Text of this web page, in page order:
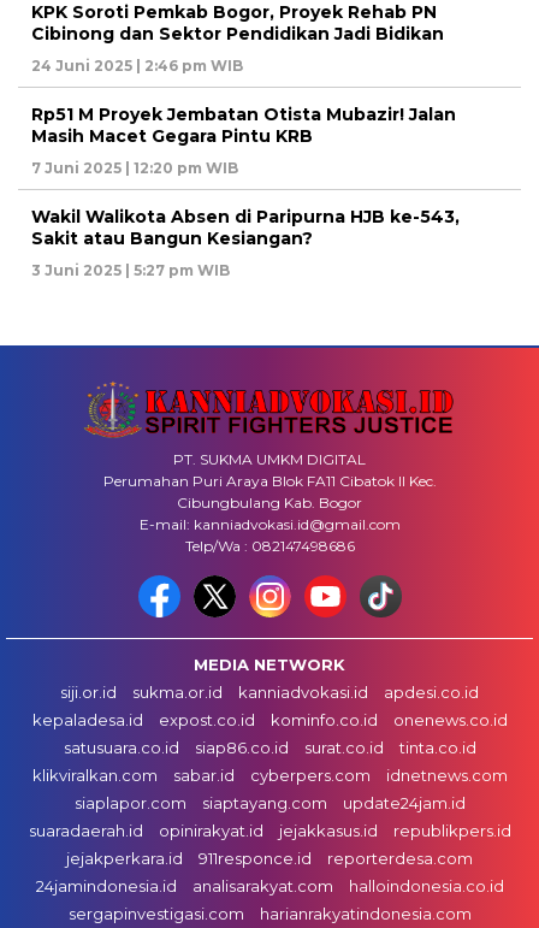
KPK Soroti Pemkab Bogor, Proyek Rehab PN
Cibinong dan Sektor Pendidikan Jadi Bidikan
24 Juni 2025 | 2:46 pm WIB
Rp51 M Proyek Jembatan Otista Mubazir! Jalan
Masih Macet Gegara Pintu KRB
7 Juni 2025 | 12:20 pm WIB
Wakil Walikota Absen di Paripurna HJB ke-543,
Sakit atau Bangun Kesiangan?
3 Juni 2025 | 5:27 pm WIB
PT. SUKMA UMKM DIGITAL
Perumahan Puri Araya Blok FA11 Cibatok II Kec.
Cibungbulang Kab. Bogor
E-mail: kanniadvokasi.id@gmail.com
Telp/Wa : 082147498686
MEDIA NETWORK
siji.or.id
sukma.or.id kanniadvokasi.id
apdesi.co.id
kepaladesa.id
expost.co.id kominfo.co.id
onenews.co.id
satusuara.co.id
siap86.co.id surat.co.id
tinta.co.id
klikviralkan.com
sabar.id cyberpers.com
idnetnews.com
siaplapor.com
siaptayang.com
update24jam.id
suaradaerah.id
opinirakyat.id jejakkasus.id
republikpers.id
jejakperkara.id
911responce.id
reporterdesa.com
24jamindonesia.id
analisarakyat.com
halloindonesia.co.id
sergapinvestigasi.com
harianrakyatindonesia.com